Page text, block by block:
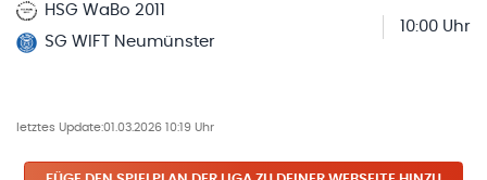
HSG WaBo 2011
SG WIFT Neumünster
10:00 Uhr
letztes Update:01.03.2026 10:19 Uhr